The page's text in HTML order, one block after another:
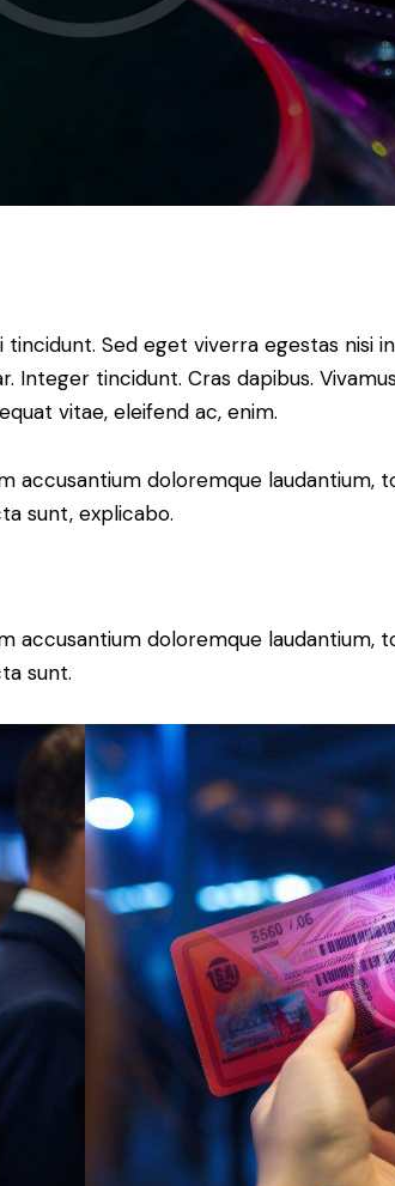
Sed eget viverra egestas nisi
Integer tincidunt. Cras dapibus.
vitae, eleifend ac, enim.
doloremque laudantium,
sunt, explicabo.
doloremque laudantium,
sunt.